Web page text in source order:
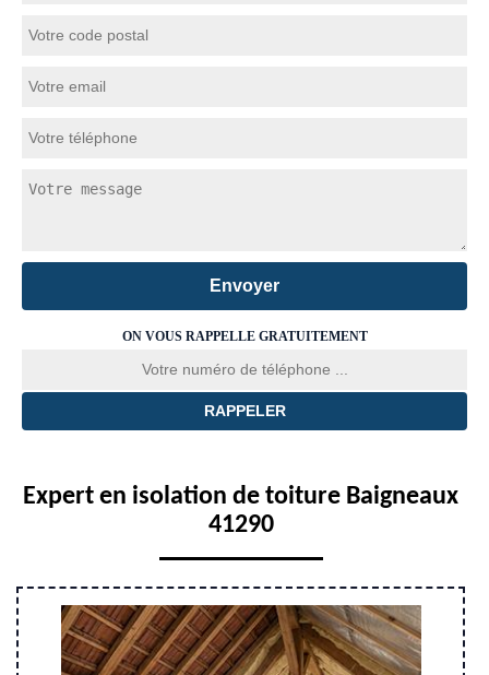
ON VOUS RAPPELLE GRATUITEMENT
Expert en isolation de toiture Baigneaux
41290